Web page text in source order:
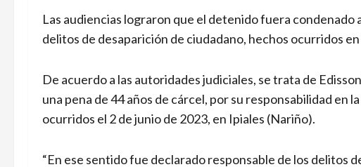
Las audiencias lograron que el detenido fuera condenado
delitos de desaparición de ciudadano, hechos ocurridos
De acuerdo a las autoridades judiciales, se trata de
una pena de 44 años de cárcel, por su responsabilidad en
ocurridos el 2 de junio de 2023, en Ipiales (Nariño).
“En ese sentido fue declarado responsable de los delitos